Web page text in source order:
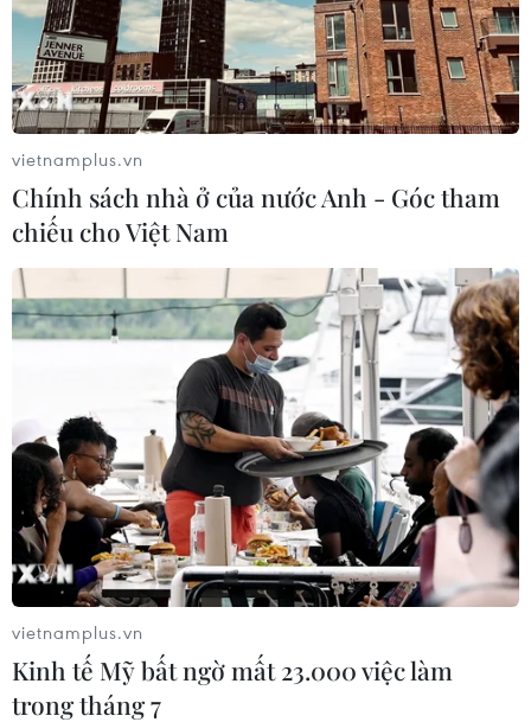
(TTXVN/Vietnam+)
#Công an tỉnh Nghệ An
#Băng nhóm lừa đảo
#Chiếm đoạt tài sản
Nghệ An
Theo dõi VietnamPlus
vietnamplus.vn
Chính sách nhà ở của nước Anh - Góc tham
chiếu cho Việt Nam
vietnamplus.vn
Kinh tế Mỹ bất ngờ mất 23.000 việc làm
trong tháng 7